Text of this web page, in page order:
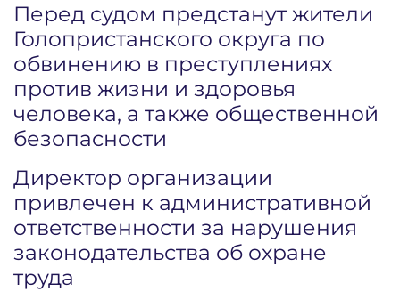
Перед судом предстанут жители
Голопристанского округа по
обвинению в преступлениях
против жизни и здоровья
человека, а также общественной
безопасности
Директор организации
привлечен к административной
ответственности за нарушения
законодательства об охране
труда